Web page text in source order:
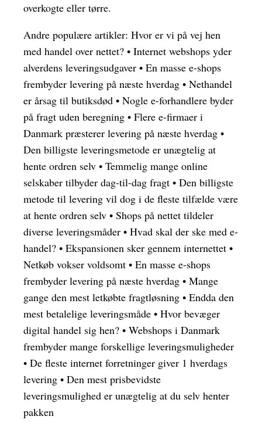
overkogte eller tørre.
Andre populære artikler: Hvor er vi på vej hen
med handel over nettet? • Internet webshops yder
alverdens leveringsudgaver • En masse e-shops
frembyder levering på næste hverdag • Nethandel
er årsag til butiksdød • Nogle e-forhandlere byder
på fragt uden beregning • Flere e-firmaer i
Danmark præsterer levering på næste hverdag •
Den billigste leveringsmetode er unægtelig at
hente ordren selv • Temmelig mange online
selskaber tilbyder dag-til-dag fragt • Den billigste
metode til levering vil dog i de fleste tilfælde være
at hente ordren selv • Shops på nettet tildeler
diverse leveringsmåder • Hvad skal der ske med e-
handel? • Ekspansionen sker gennem internettet •
Netkøb vokser voldsomt • En masse e-shops
frembyder levering på næste hverdag • Mange
gange den mest letkøbte fragtløsning • Endda den
mest betalelige leveringsmåde • Hvor bevæger
digital handel sig hen? • Webshops i Danmark
frembyder mange forskellige leveringsmuligheder
• De fleste internet forretninger giver 1 hverdags
levering • Den mest prisbevidste
leveringsmulighed er unægtelig at du selv henter
pakken